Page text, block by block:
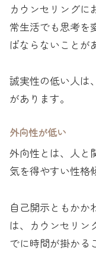
カウンセリングに
常生活でも思考を
ばならないことが
誠実性の低い人は
があります。
外向性が低い
外向性とは、人と
気を得やすい性格
自己開示ともかか
は、カウンセリン
でに時間が掛かる